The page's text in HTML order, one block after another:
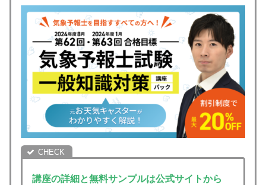
講座の詳細と無料サンプルは公式サイトから